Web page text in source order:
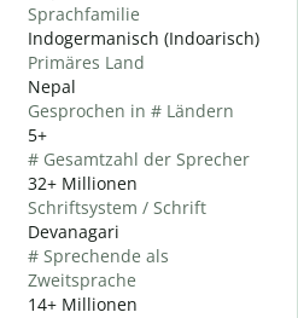
Sprachfamilie
Indogermanisch (Indoarisch)
Primäres Land
Nepal
Gesprochen in # Ländern
5+
# Gesamtzahl der Sprecher
32+ Millionen
Schriftsystem / Schrift
Devanagari
# Sprechende als
Zweitsprache
14+ Millionen